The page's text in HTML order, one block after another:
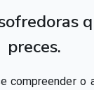
da
preces.
compreender o